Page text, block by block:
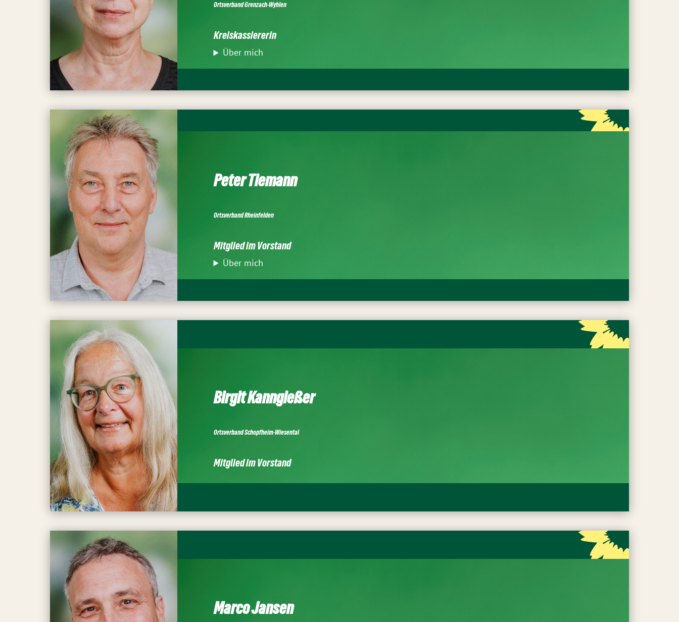
Ortsverband Grenzach-Wyhlen
Kreiskassiererin
Über mich
Peter Tiemann
Ortsverband Rheinfelden
Mitglied im Vorstand
Über mich
Birgit Kanngießer
Ortsverband Schopfheim-Wiesental
Mitglied im Vorstand
Marco Jansen